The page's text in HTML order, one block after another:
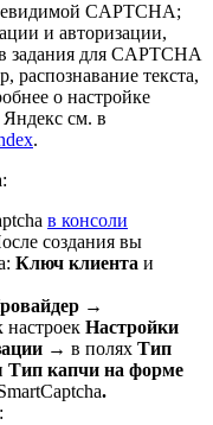
CAPTCHA;
и авторизации,
задания для CAPTCHA
распознавание текста,
о настройке
Яндекс см. в
.
в консоли
создания вы
Ключ клиента и
→
Настройки
→ в полях Тип
Тип капчи на форме
.